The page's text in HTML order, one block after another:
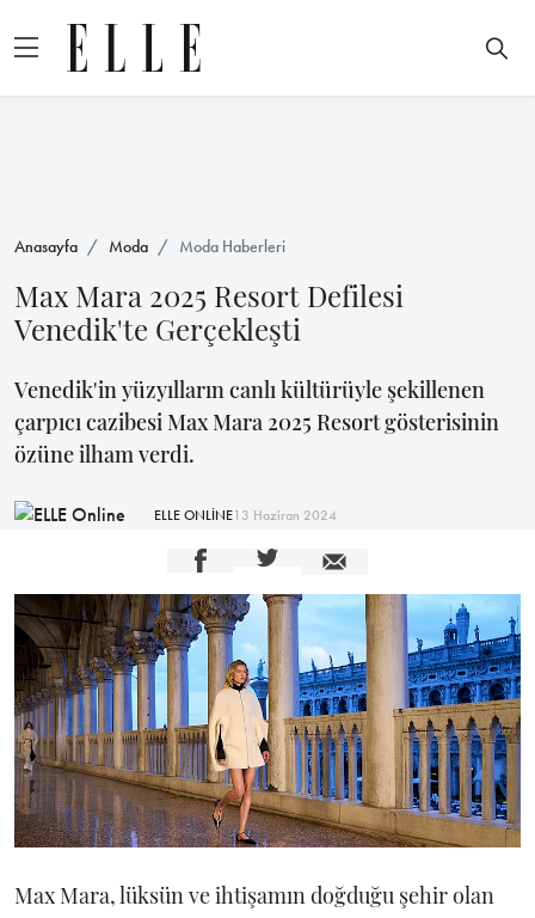
Anasayfa Moda Moda Haberleri
Max Mara 2025 Resort Defilesi
Venedik'te Gerçekleşti
Venedik'in yüzyılların canlı kültürüyle şekillenen
çarpıcı cazibesi Max Mara 2025 Resort gösterisinin
özüne ilham verdi.
ELLE ONLİNE13 Haziran 2024
Max Mara, lüksün ve ihtişamın doğduğu şehir olan